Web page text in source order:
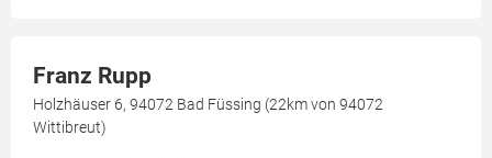
Franz Rupp
Holzhäuser 6, 94072 Bad Füssing (22km von 94072
Wittibreut)